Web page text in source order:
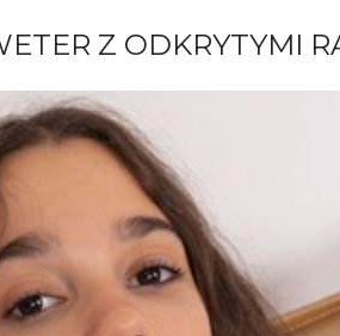
Z ODKRYTYMI